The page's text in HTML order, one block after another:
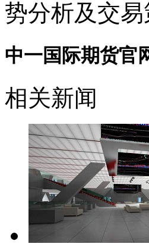
势分析及交
中一国际期货官
相关新闻